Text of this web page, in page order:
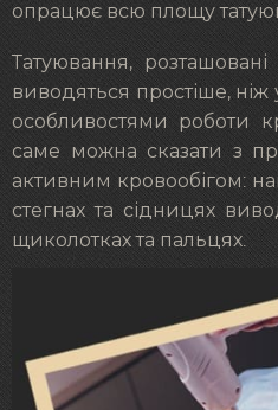
опрацює всю площу
Татуювання, розташовані
виводяться простіше, ніж
особливостями роботи
саме можна сказати з
активним кровообігом:
стегнах та сідницях
щиколотках та пальцях.